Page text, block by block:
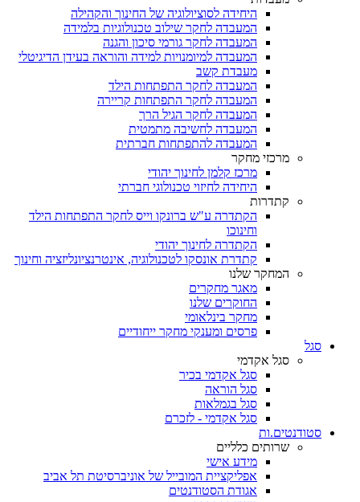
היחידה לסוציולוגיה של החינוך והקהילה
המעבדה לחקר שילוב טכנולוגיות בלמידה
המעבדה לחקר גורמי סיכון והגנה
המעבדה למיומנויות למידה והוראה בעידן הדיגיטלי
מעבדת קשב
המעבדה לחקר התפתחות הילד
המעבדה לחקר התפתחות קריירה
המעבדה לחקר הגיל הרך
המעבדה לחשיבה מתמטית
המעבדה להתפתחות חברתית
מרכזי מחקר
מרכז קלמן לחינוך יהודי
היחידה לחיזוי טכנולוגי חברתי
קתדרות
הקתדרה ע"ש ברונקו וייס לחקר התפתחות הילד
וחינוכו
הקתדרה לחינוך יהודי
קתדרת אונסקו לטכנולוגיה, אינטרנציונליזציה וחינוך
המחקר שלנו
מאגר מחקרים
החוקרים שלנו
מחקר בינלאומי
פרסים ומענקי מחקר ייחודיים
סגל
סגל אקדמי
סגל אקדמי בכיר
סגל הוראה
סגל בגמלאות
סגל אקדמי - לזכרם
סטודנטים.ות
שרותים כלליים
מידע אישי
אפליקציית המובייל של אוניברסיטת תל אביב
אגודת הסטודנטים